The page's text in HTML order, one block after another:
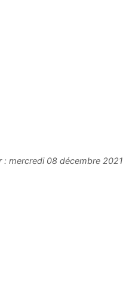
: mercredi 08 décembre 2021